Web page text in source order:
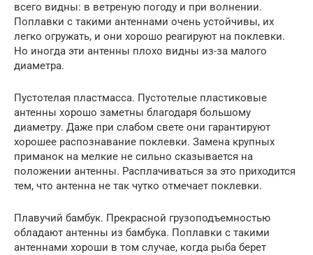
всего видны: в ветреную погоду и при волнении.
Поплавки с такими антеннами очень устойчивы, их
легко огружать, и они хорошо реагируют на поклевки.
Но иногда эти антенны плохо видны из-за малого
диаметра.
Пустотелая пластмасса. Пустотелые пластиковые
антенны хорошо заметны благодаря большому
диаметру. Даже при слабом свете они гарантируют
хорошее распознавание поклевки. Замена крупных
приманок на мелкие не сильно сказывается на
положении антенны. Расплачиваться за это приходится
тем, что антенна не так чутко отмечает поклевки.
Плавучий бамбук. Прекрасной грузоподъемностью
обладают антенны из бамбука. Поплавки с такими
антеннами хороши в том случае, когда рыба берет